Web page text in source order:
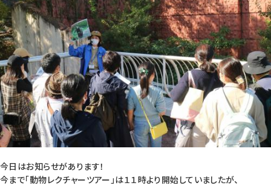
今日はお知らせがあります！
今まで「動物レクチャーツアー」は１１時より開始していましたが、